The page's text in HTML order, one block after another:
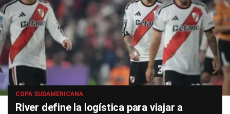
COPA SUDAMERICANA
River define la logística para viajar a